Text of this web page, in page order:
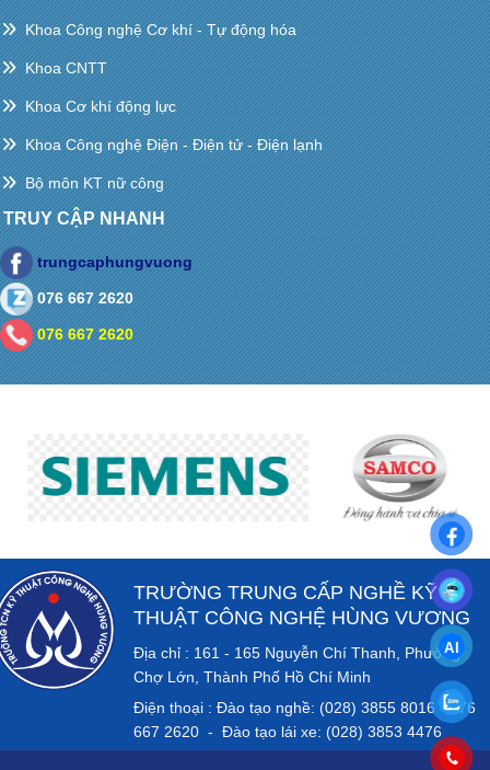
Khoa Công nghệ Cơ khí - Tự động hóa
Khoa CNTT
Khoa Cơ khí động lực
Khoa Công nghệ Điện - Điện tử - Điện lạnh
Bộ môn KT nữ công
TRUY CẬP NHANH
trungcaphungvuong
076 667 2620
076 667 2620
TRƯỜNG TRUNG CẤP NGHỀ KỸ
THUẬT CÔNG NGHỆ HÙNG VƯƠNG
Địa chỉ : 161 - 165 Nguyễn Chí Thanh, Phường
Chợ Lớn, Thành Phố Hồ Chí Minh
Điện thoại : Đào tạo nghề: (028) 3855 8016 - 076
667 2620 - Đào tạo lái xe: (028) 3853 4476